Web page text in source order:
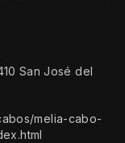
San José del
melia-cabo-